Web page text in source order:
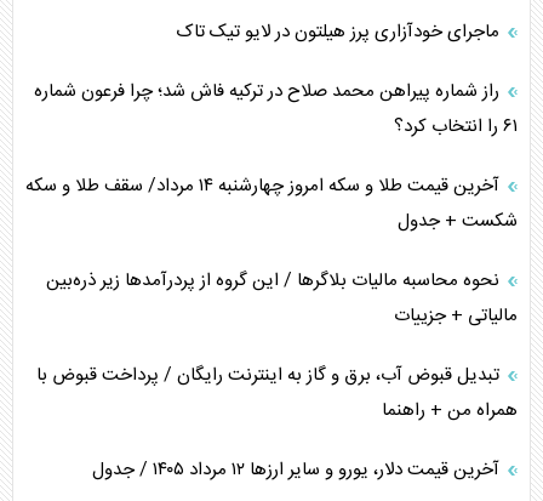
همسویی عربستان با سنتکام علیه متحدان ایران
ترامپ و توهم خلع سلاح حماس
ماجرای خودآزاری پرز هیلتون در لایو تیک تاک
راز شماره پیراهن محمد صلاح در ترکیه فاش شد؛ چرا فرعون شماره
۶۱ را انتخاب کرد؟
آخرین قیمت طلا و سکه امروز چهارشنبه ۱۴ مرداد/ سقف طلا و سکه
شکست + جدول
نحوه محاسبه مالیات بلاگر‌ها / این گروه از پردرآمد‌ها زیر ذره‌بین
مالیاتی + جزییات
تبدیل قبوض آب، برق و گاز به اینترنت رایگان / پرداخت قبوض با
همراه من + راهنما
آخرین قیمت دلار، یورو و سایر ارز‌ها ۱۲ مرداد ۱۴۰۵ / جدول